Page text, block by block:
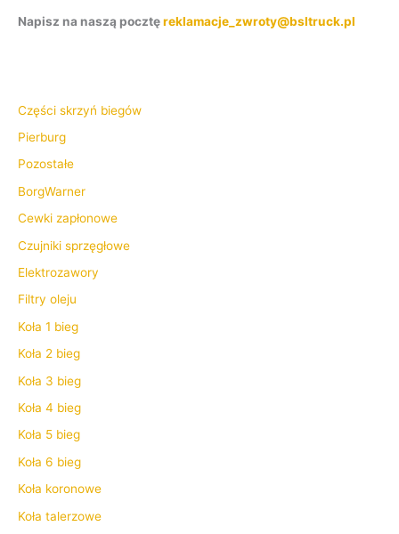
Części skrzyń biegów
Pierburg
Pozostałe
BorgWarner
Cewki zapłonowe
Czujniki sprzęgłowe
Elektrozawory
Filtry oleju
Koła 1 bieg
Koła 2 bieg
Koła 3 bieg
Koła 4 bieg
Koła 5 bieg
Koła 6 bieg
Koła koronowe
Koła talerzowe
Napisz na naszą pocztęreklamacje_zwroty@bsltruck.pl